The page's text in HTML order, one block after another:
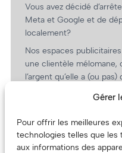
Gérer
Pour offrir les meilleures
technologies telles que les
aux informations des
Vous avez décidé
Meta et Google et de
localement?
Nos espaces
une clientèle mélomane,
l’argent qu’elle a (ou
revient.
(Oui, on va avoir des